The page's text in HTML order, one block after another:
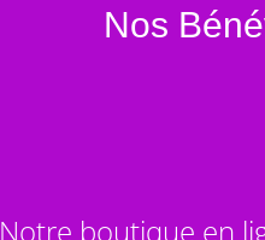
Nos
Notre boutique en